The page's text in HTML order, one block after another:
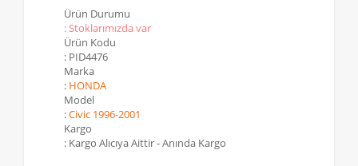
Ürün Durumu
: Stoklarımızda var
Ürün Kodu
: PID4476
Marka
: HONDA
Model
:Civic 1996-2001
Kargo
: Kargo Alıcıya Aittir - Anında Kargo